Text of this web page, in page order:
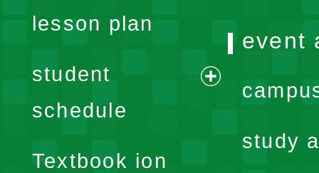
lesson plan
student
schedule
expand
menu
Textbook ion
event
study